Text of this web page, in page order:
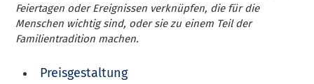
Feiertagen oder Ereignissen verknüpfen, die für die
Menschen wichtig sind, oder sie zu einem Teil der
Familientradition machen.
Preisgestaltung